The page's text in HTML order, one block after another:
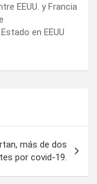
EEUU. y Francia
en EEUU
más de dos
por covid-19.